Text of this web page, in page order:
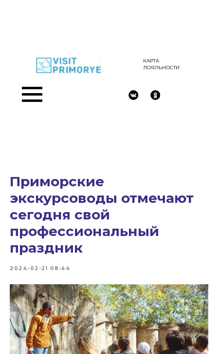
КАРТА
ЛОЯЛЬНОСТИ
Приморские
экскурсоводы отмечают
сегодня свой
профессиональный
праздник
2024-02-21 08:44